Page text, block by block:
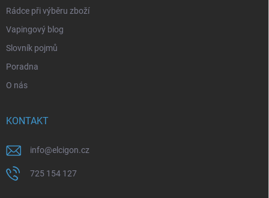
Rádce při výběru zboží
Vapingový blog
Slovník pojmů
Poradna
O nás
KONTAKT
info@elcigon.cz
725 154 127